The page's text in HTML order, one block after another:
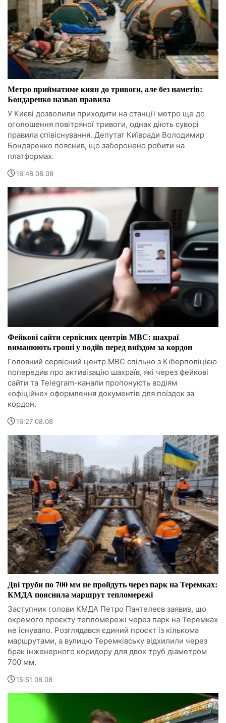
Метро прийматиме киян до тривоги, але без наметів:
Бондаренко назвав правила
У Києві дозволили приходити на станції метро ще до
оголошення повітряної тривоги, однак діють суворі
правила співіснування. Депутат Київради Володимир
Бондаренко пояснив, що заборонено робити на
платформах.
16:48 08.08
Фейкові сайти сервісних центрів МВС: шахраї
виманюють гроші у водіїв перед виїздом за кордон
Головний сервісний центр МВС спільно з Кіберполіцією
попередив про активізацію шахраїв, які через фейкові
сайти та Telegram-канали пропонують водіям
«офіційне» оформлення документів для поїздок за
кордон.
16:27 08.08
Дві труби по 700 мм не пройдуть через парк на Теремках:
КМДА пояснила маршрут тепломережі
Заступник голови КМДА Петро Пантелеєв заявив, що
окремого проєкту тепломережі через парк на Теремках
не існувало. Розглядався єдиний проєкт із кількома
маршрутами, а вулицю Теремківську відхилили через
брак інженерного коридору для двох труб діаметром
700 мм.
15:51 08.08